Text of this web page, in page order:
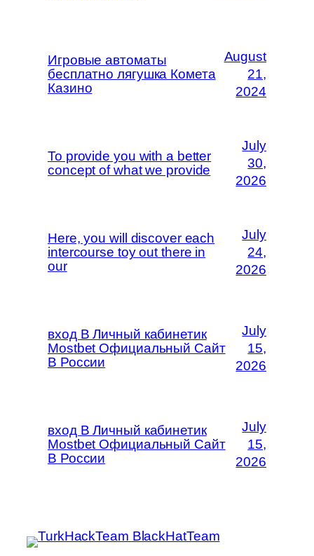
Игровые автоматы
бесплатно лягушка Комета
Казино
August
21,
2024
To provide you with a better
concept of what we provide
July
30,
2026
Here, you will discover each
intercourse toy out there in
our
July
24,
2026
вход В Личный кабинетик
Mostbet Официальный Сайт
В России
July
15,
2026
вход В Личный кабинетик
Mostbet Официальный Сайт
В России
July
15,
2026